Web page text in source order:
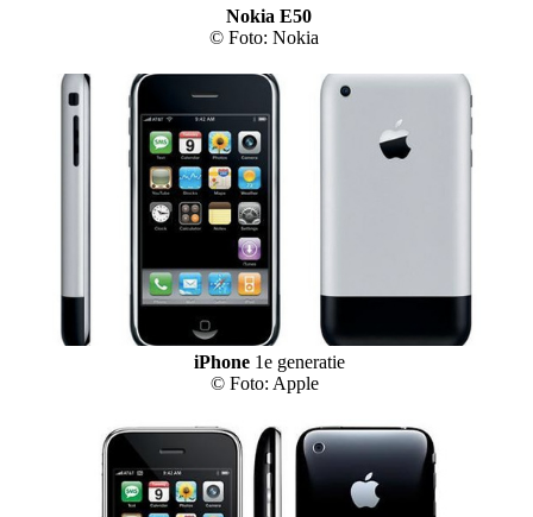
Nokia E50
© Foto: Nokia
iPhone 1e generatie
© Foto: Apple